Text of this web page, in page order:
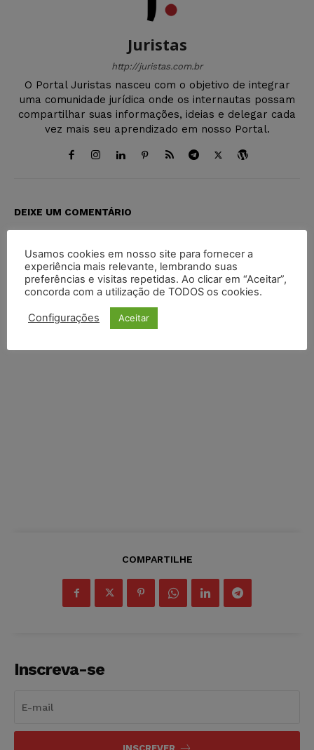
Juristas
http://juristas.com.br
O Portal Juristas nasceu com o objetivo de integrar
uma comunidade jurídica onde os internautas possam
compartilhar suas informações, ideias e delegar cada
vez mais seu aprendizado em nosso Portal.
DEIXE UM COMENTÁRIO
COMPARTILHE
Inscreva-se
Usamos cookies em nosso site para fornecer a
experiência mais relevante, lembrando suas
preferências e visitas repetidas. Ao clicar em “Aceitar”,
concorda com a utilização de TODOS os cookies.
Configurações Aceitar